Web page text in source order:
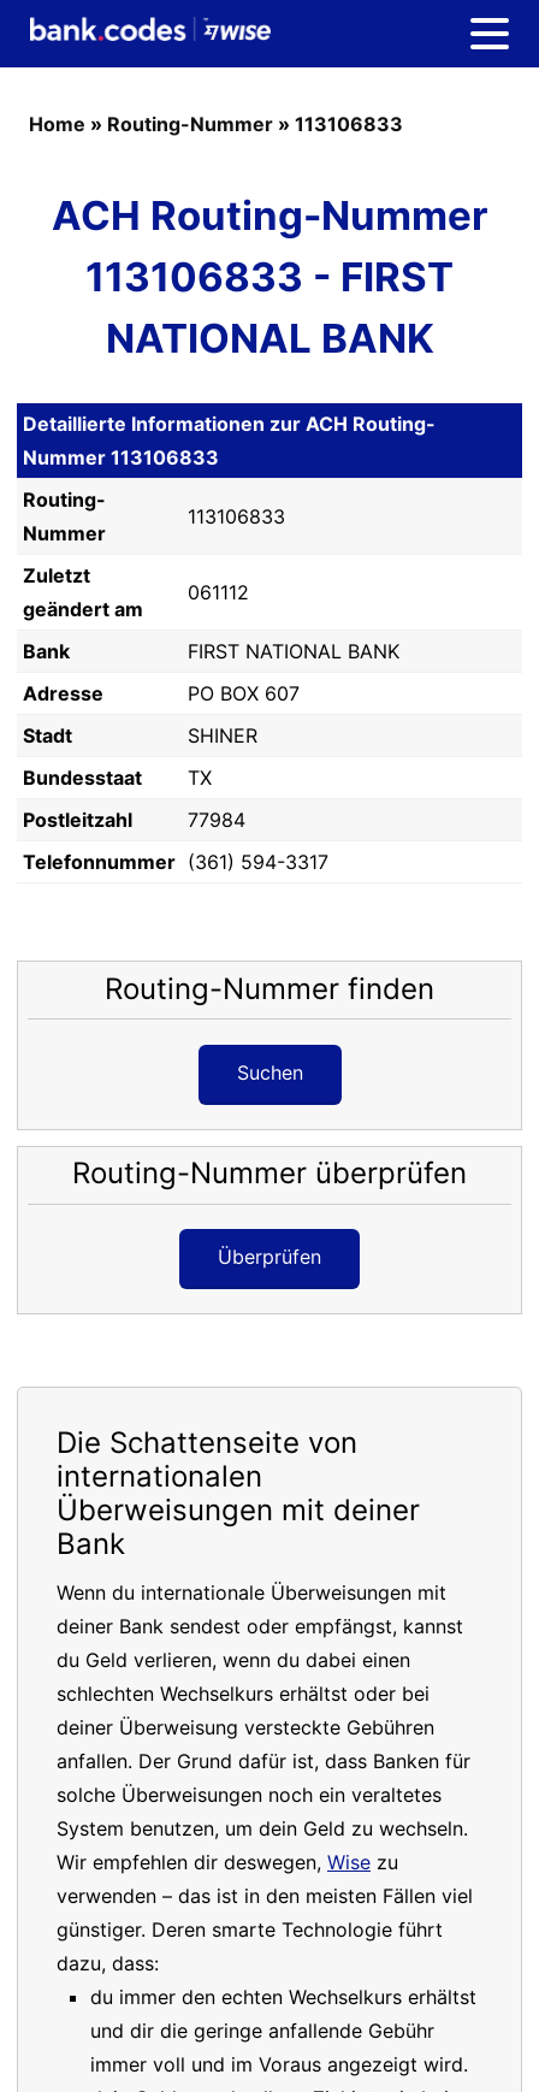
Home » Routing-Nummer » 113106833
ACH Routing-Nummer
113106833 - FIRST
NATIONAL BANK
Detaillierte Informationen zur ACH Routing-
Nummer 113106833
Routing-
Nummer
113106833
Zuletzt
geändert am
061112
Bank
FIRST NATIONAL BANK
Adresse
PO BOX 607
Stadt
SHINER
Bundesstaat
TX
Postleitzahl
77984
Telefonnummer (361) 594-3317
Routing-Nummer finden
Suchen
Routing-Nummer überprüfen
Überprüfen
Die Schattenseite von
internationalen
Überweisungen mit deiner
Bank
Wenn du internationale Überweisungen mit
deiner Bank sendest oder empfängst, kannst
du Geld verlieren, wenn du dabei einen
schlechten Wechselkurs erhältst oder bei
deiner Überweisung versteckte Gebühren
anfallen. Der Grund dafür ist, dass Banken für
solche Überweisungen noch ein veraltetes
System benutzen, um dein Geld zu wechseln.
Wir empfehlen dir deswegen, Wise zu
verwenden – das ist in den meisten Fällen viel
günstiger. Deren smarte Technologie führt
dazu, dass:
du immer den echten Wechselkurs erhältst
und dir die geringe anfallende Gebühr
immer voll und im Voraus angezeigt wird.